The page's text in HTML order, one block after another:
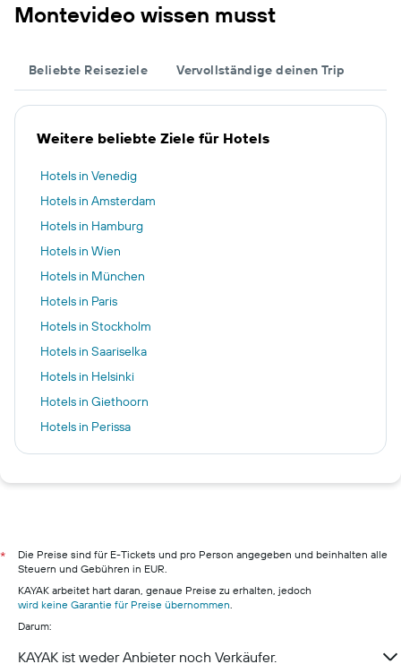
Montevideo wissen musst
Beliebte Reiseziele Vervollständige deinen Trip
Weitere beliebte Ziele für Hotels
Hotels in Venedig
Hotels in Amsterdam
Hotels in Hamburg
Hotels in Wien
Hotels in München
Hotels in Paris
Hotels in Stockholm
Hotels in Saariselka
Hotels in Helsinki
Hotels in Giethoorn
Hotels in Perissa
Hotels in Garmisch-Partenkirchen
Hotels in Neustadt in Holstein
Hotels in Berchtesgaden
Hotels in Konstanz
*
Die Preise sind für E-Tickets und pro Person angegeben und beinhalten alle
Steuern und Gebühren in EUR.
KAYAK arbeitet hart daran, genaue Preise zu erhalten, jedoch
wird keine Garantie für Preise übernommen.
Darum:
KAYAK ist weder Anbieter noch Verkäufer.